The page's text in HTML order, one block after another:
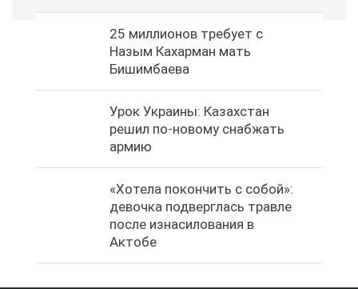
25 миллионов требует с
Назым Кахарман мать
Бишимбаева
Урок Украины: Казахстан
решил по-новому снабжать
армию
«Хотела покончить с собой»:
девочка подверглась травле
после изнасилования в
Актобе